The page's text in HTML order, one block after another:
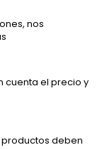
nos
cuenta el precio y
productos deben